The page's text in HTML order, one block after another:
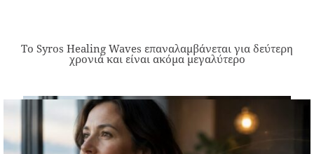
Το Syros Healing Waves επαναλαμβάνεται για δεύτερη
χρονιά και είναι ακόμα μεγαλύτερο